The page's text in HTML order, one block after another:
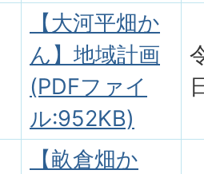
【大河平畑か
ん】地域計画
(PDFファイ
ル:952KB)
【畝倉畑か